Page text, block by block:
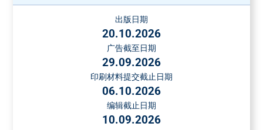
4190 €
2990 €
在接受订单之前，必须提交一份样品。对于更高的纸张重量
和超过8面的装订插页的价格，请另咨询。
(不可折扣)
每千份的价格
€
最大格式：200 x 290毫米。对于更高重量的或薄纸上的附加
页或高度3毫米以上的附加页，可根据需求提供价格。对于部
分附加页（最少3000份），每千份额外收费16.00欧元。
出版日期
20.10.2026
广告截至日期
29.09.2026
印刷材料提交截止日期
06.10.2026
编辑截止日期
10.09.2026